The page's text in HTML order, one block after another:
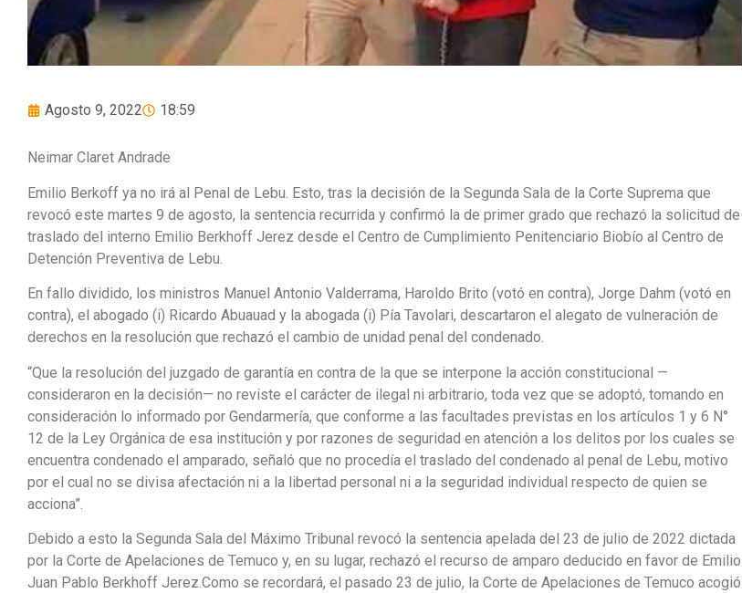
Agosto 9, 2022 18:59
Neimar Claret Andrade
Emilio Berkoff ya no irá al Penal de Lebu. Esto, tras la decisión de la Segunda Sala de la Corte Suprema que
revocó este martes 9 de agosto, la sentencia recurrida y confirmó la de primer grado que rechazó la solicitud de
traslado del interno Emilio Berkhoff Jerez desde el Centro de Cumplimiento Penitenciario Biobío al Centro de
Detención Preventiva de Lebu.
En fallo dividido, los ministros Manuel Antonio Valderrama, Haroldo Brito (votó en contra), Jorge Dahm (votó en
contra), el abogado (i) Ricardo Abuauad y la abogada (i) Pía Tavolari, descartaron el alegato de vulneración de
derechos en la resolución que rechazó el cambio de unidad penal del condenado.
“Que la resolución del juzgado de garantía en contra de la que se interpone la acción constitucional —
consideraron en la decisión— no reviste el carácter de ilegal ni arbitrario, toda vez que se adoptó, tomando en
consideración lo informado por Gendarmería, que conforme a las facultades previstas en los artículos 1 y 6 N°
12 de la Ley Orgánica de esa institución y por razones de seguridad en atención a los delitos por los cuales se
encuentra condenado el amparado, señaló que no procedía el traslado del condenado al penal de Lebu, motivo
por el cual no se divisa afectación ni a la libertad personal ni a la seguridad individual respecto de quien se
acciona”.
Debido a esto la Segunda Sala del Máximo Tribunal revocó la sentencia apelada del 23 de julio de 2022 dictada
por la Corte de Apelaciones de Temuco y, en su lugar, rechazó el recurso de amparo deducido en favor de Emilio
Juan Pablo Berkhoff Jerez.Como se recordará, el pasado 23 de julio, la Corte de Apelaciones de Temuco acogió